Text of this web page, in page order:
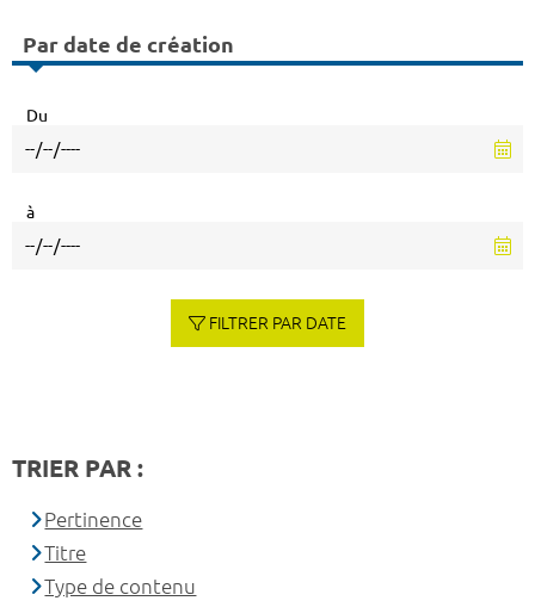
Par date de création
Du
à
FILTRER PAR DATE
TRIER PAR :
Pertinence
Titre
Type de contenu